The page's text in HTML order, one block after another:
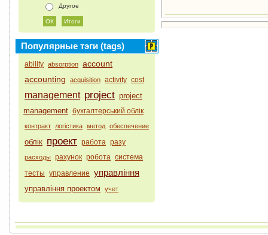
Другое
Популярные тэги (tags)
ability absorption account
accounting
acquisition activity cost
management project project
management бухгалтерський облік
контракт логістика метод обеспечение
облік проект работа разу
расходы рахунок робота система
тесты управление управління
управління проектом учет